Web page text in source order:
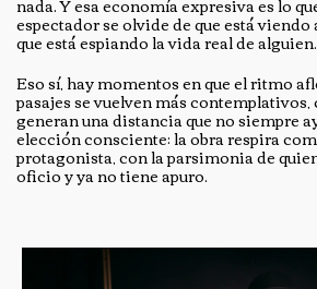
espectador se olvide de que está
que está espiando la vida real de alguien.
Eso sí, hay momentos en que el ritmo
pasajes se vuelven más
generan una distancia que no siempre
elección consciente: la obra respira
protagonista, con la parsimonia de
oficio y ya no tiene apuro.